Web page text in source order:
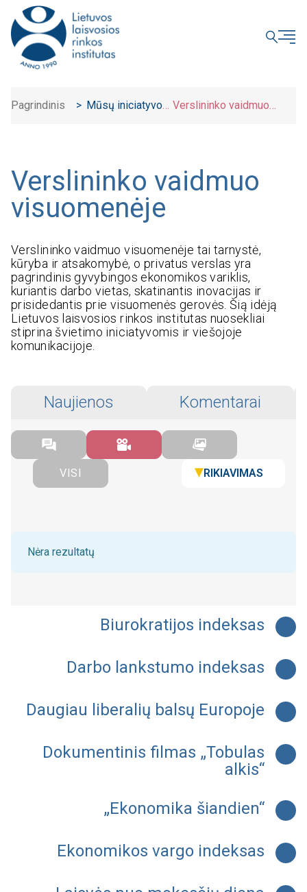
Pagrindinis > Mūsų iniciatyvos Verslininko vaidmuo
Verslininko vaidmuo
visuomenėje
Verslininko vaidmuo visuomenėje tai tarnystė,
kūryba ir atsakomybė, o privatus verslas yra
pagrindinis gyvybingos ekonomikos variklis,
kuriantis darbo vietas, skatinantis inovacijas ir
prisidedantis prie visuomenės gerovės. Šią idėją
Lietuvos laisvosios rinkos institutas nuosekliai
stiprina švietimo iniciatyvomis ir viešojoje
komunikacijoje.
Naujienos Komentarai
VISI RIKIAVIMAS
Nėra rezultatų
Biurokratijos indeksas
Darbo lankstumo indeksas
Daugiau liberalių balsų Europoje
Dokumentinis filmas „Tobulas
alkis“
„Ekonomika šiandien“
Ekonomikos vargo indeksas
UŽDARYTI